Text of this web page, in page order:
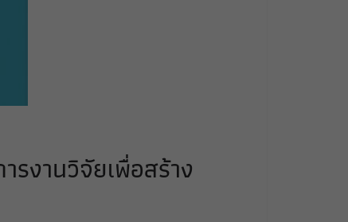
รงานวิจัยเพื่อสร้าง